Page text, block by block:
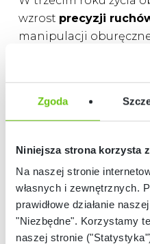
Zgoda
Niniejsza strona korzysta
Na naszej stronie
własnych i zewnętrznych.
prawidłowe działanie
"Niezbędne". Korzystamy
naszej stronie
wzrost precyzji
manipulacji
coraz sprawniej
używa rąk w
(jedna stabilizuje,
doskonali
zaczyna
samoobsługowe